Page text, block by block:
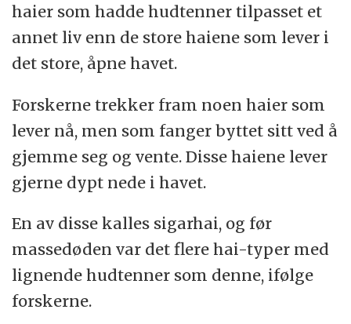
haier som hadde hudtenner tilpasset et
annet liv enn de store haiene som lever i
det store, åpne havet.
Forskerne trekker fram noen haier som
lever nå, men som fanger byttet sitt ved å
gjemme seg og vente. Disse haiene lever
gjerne dypt nede i havet.
En av disse kalles sigarhai, og før
massedøden var det flere hai-typer med
lignende hudtenner som denne, ifølge
forskerne.